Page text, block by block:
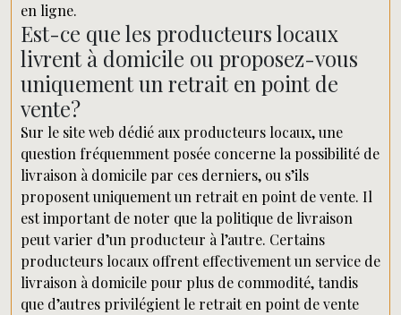
en ligne.
Est-ce que les producteurs locaux
livrent à domicile ou proposez-vous
uniquement un retrait en point de
vente?
Sur le site web dédié aux producteurs locaux, une
question fréquemment posée concerne la possibilité de
livraison à domicile par ces derniers, ou s’ils
proposent uniquement un retrait en point de vente. Il
est important de noter que la politique de livraison
peut varier d’un producteur à l’autre. Certains
producteurs locaux offrent effectivement un service de
livraison à domicile pour plus de commodité, tandis
que d’autres privilégient le retrait en point de vente